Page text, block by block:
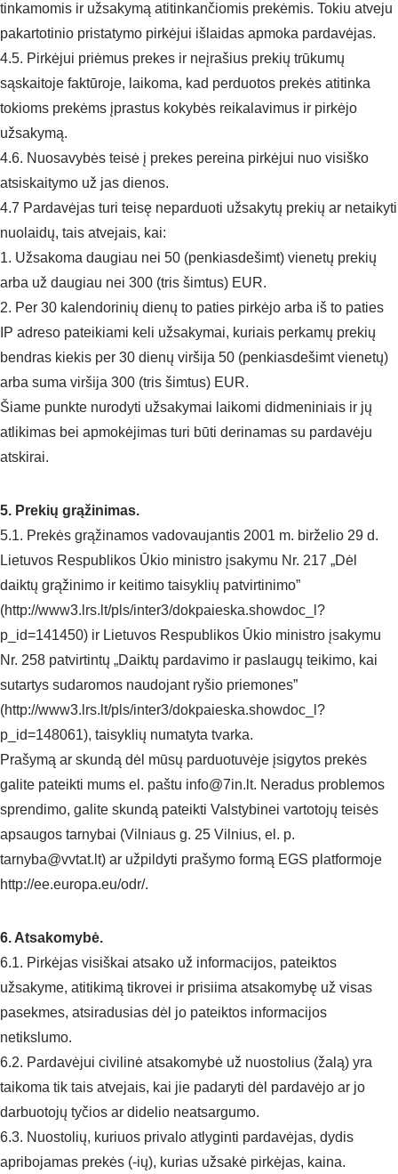
tinkamomis ir užsakymą atitinkančiomis prekėmis. Tokiu atveju
pakartotinio pristatymo pirkėjui išlaidas apmoka pardavėjas.
4.5. Pirkėjui priėmus prekes ir neįrašius prekių trūkumų
sąskaitoje faktūroje, laikoma, kad perduotos prekės atitinka
tokioms prekėms įprastus kokybės reikalavimus ir pirkėjo
užsakymą.
4.6. Nuosavybės teisė į prekes pereina pirkėjui nuo visiško
atsiskaitymo už jas dienos.
4.7 Pardavėjas turi teisę neparduoti užsakytų prekių ar netaikyti
nuolaidų, tais atvejais, kai:
1. Užsakoma daugiau nei 50 (penkiasdešimt) vienetų prekių
arba už daugiau nei 300 (tris šimtus) EUR.
2. Per 30 kalendorinių dienų to paties pirkėjo arba iš to paties
IP adreso pateikiami keli užsakymai, kuriais perkamų prekių
bendras kiekis per 30 dienų viršija 50 (penkiasdešimt vienetų)
arba suma viršija 300 (tris šimtus) EUR.
Šiame punkte nurodyti užsakymai laikomi didmeniniais ir jų
atlikimas bei apmokėjimas turi būti derinamas su pardavėju
atskirai.
5. Prekių grąžinimas.
5.1. Prekės grąžinamos vadovaujantis 2001 m. birželio 29 d.
Lietuvos Respublikos Ūkio ministro įsakymu Nr. 217 „Dėl
daiktų grąžinimo ir keitimo taisyklių patvirtinimo”
(http://www3.lrs.lt/pls/inter3/dokpaieska.showdoc_l?
p_id=141450) ir Lietuvos Respublikos Ūkio ministro įsakymu
Nr. 258 patvirtintų „Daiktų pardavimo ir paslaugų teikimo, kai
sutartys sudaromos naudojant ryšio priemones”
(http://www3.lrs.lt/pls/inter3/dokpaieska.showdoc_l?
p_id=148061), taisyklių numatyta tvarka.
Prašymą ar skundą dėl mūsų parduotuvėje įsigytos prekės
galite pateikti mums el. paštu info@7in.lt. Neradus problemos
sprendimo, galite skundą pateikti Valstybinei vartotojų teisės
apsaugos tarnybai (Vilniaus g. 25 Vilnius, el. p.
tarnyba@vvtat.lt) ar užpildyti prašymo formą EGS platformoje
http://ee.europa.eu/odr/.
6. Atsakomybė.
6.1. Pirkėjas visiškai atsako už informacijos, pateiktos
užsakyme, atitikimą tikrovei ir prisiima atsakomybę už visas
pasekmes, atsiradusias dėl jo pateiktos informacijos
netikslumo.
6.2. Pardavėjui civilinė atsakomybė už nuostolius (žalą) yra
taikoma tik tais atvejais, kai jie padaryti dėl pardavėjo ar jo
darbuotojų tyčios ar didelio neatsargumo.
6.3. Nuostolių, kuriuos privalo atlyginti pardavėjas, dydis
apribojamas prekės (-ių), kurias užsakė pirkėjas, kaina.